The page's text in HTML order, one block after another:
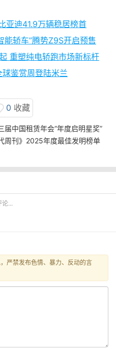
亚迪41.9万辆稳居榜首
能轿车”腾势Z9S开启预售
重塑纯电轿跑市场新标杆
鉴赏周登陆米兰
0 收藏
届中国租赁年会“年度启明星奖”
周刊》2025年度最佳发明榜单
论...
严禁发布色情、暴力、反动的言